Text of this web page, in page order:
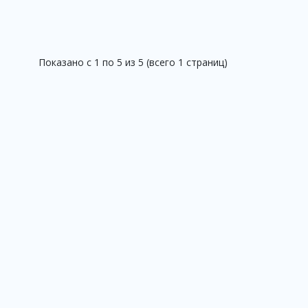
Показано с 1 по 5 из 5 (всего 1 страниц)